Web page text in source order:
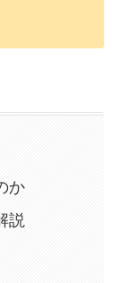
か
説